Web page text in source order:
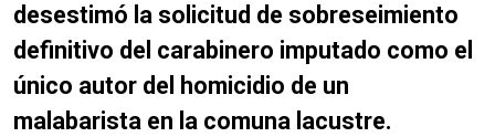
desestimó la solicitud de sobreseimiento
definitivo del carabinero imputado como el
único autor del homicidio de un
malabarista en la comuna lacustre.